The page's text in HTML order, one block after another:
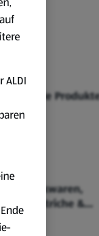
Fairtrade
Backwaren,
Aufstriche &
ALDI